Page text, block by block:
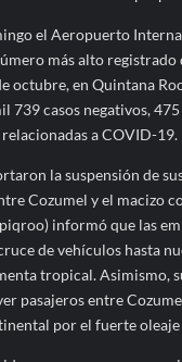
el Aeropuerto
más alto registrado
octubre, en Quintana
739 casos negativos,
a COVID-19.
la suspensión de
Cozumel y el
informó que las
de vehículos hasta
tropical. Asimismo,
pasajeros entre
por el fuerte